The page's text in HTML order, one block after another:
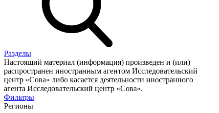
Разделы
Настоящий материал (информация) произведен и (или)
распространен иностранным агентом Исследовательский
центр «Сова» либо касается деятельности иностранного
агента Исследовательский центр «Сова».
Фильтры
Регионы